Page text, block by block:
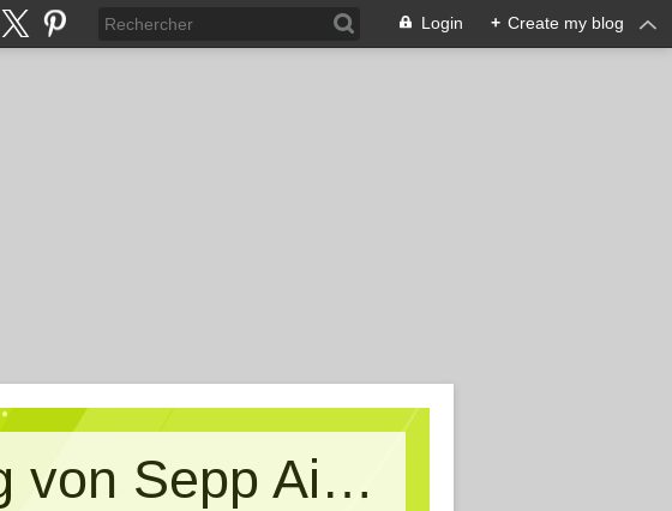
Login + Create my blog
Kritische Massen - Ein Blog von Sepp Aigner